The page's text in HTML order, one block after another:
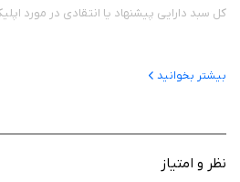
کل سبد دارایی پیشنهاد یا انتقادی در مورد
بیشتر بخوانید
نظر و امتیاز